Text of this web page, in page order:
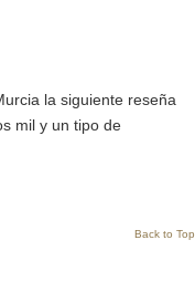
la siguiente reseña
mil y un tipo de
Back to Top